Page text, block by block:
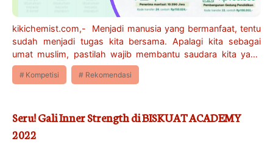
kikichemist.com,- Menjadi manusia yang bermanfaat, tentu
sudah menjadi tugas kita bersama. Apalagi kita sebagai
umat muslim, pastilah wajib membantu saudara kita yang
sedang kesusahan. Rasulullah ju…
Kompetisi Rekomendasi
Seru! Gali Inner Strength di BISKUAT ACADEMY
2022